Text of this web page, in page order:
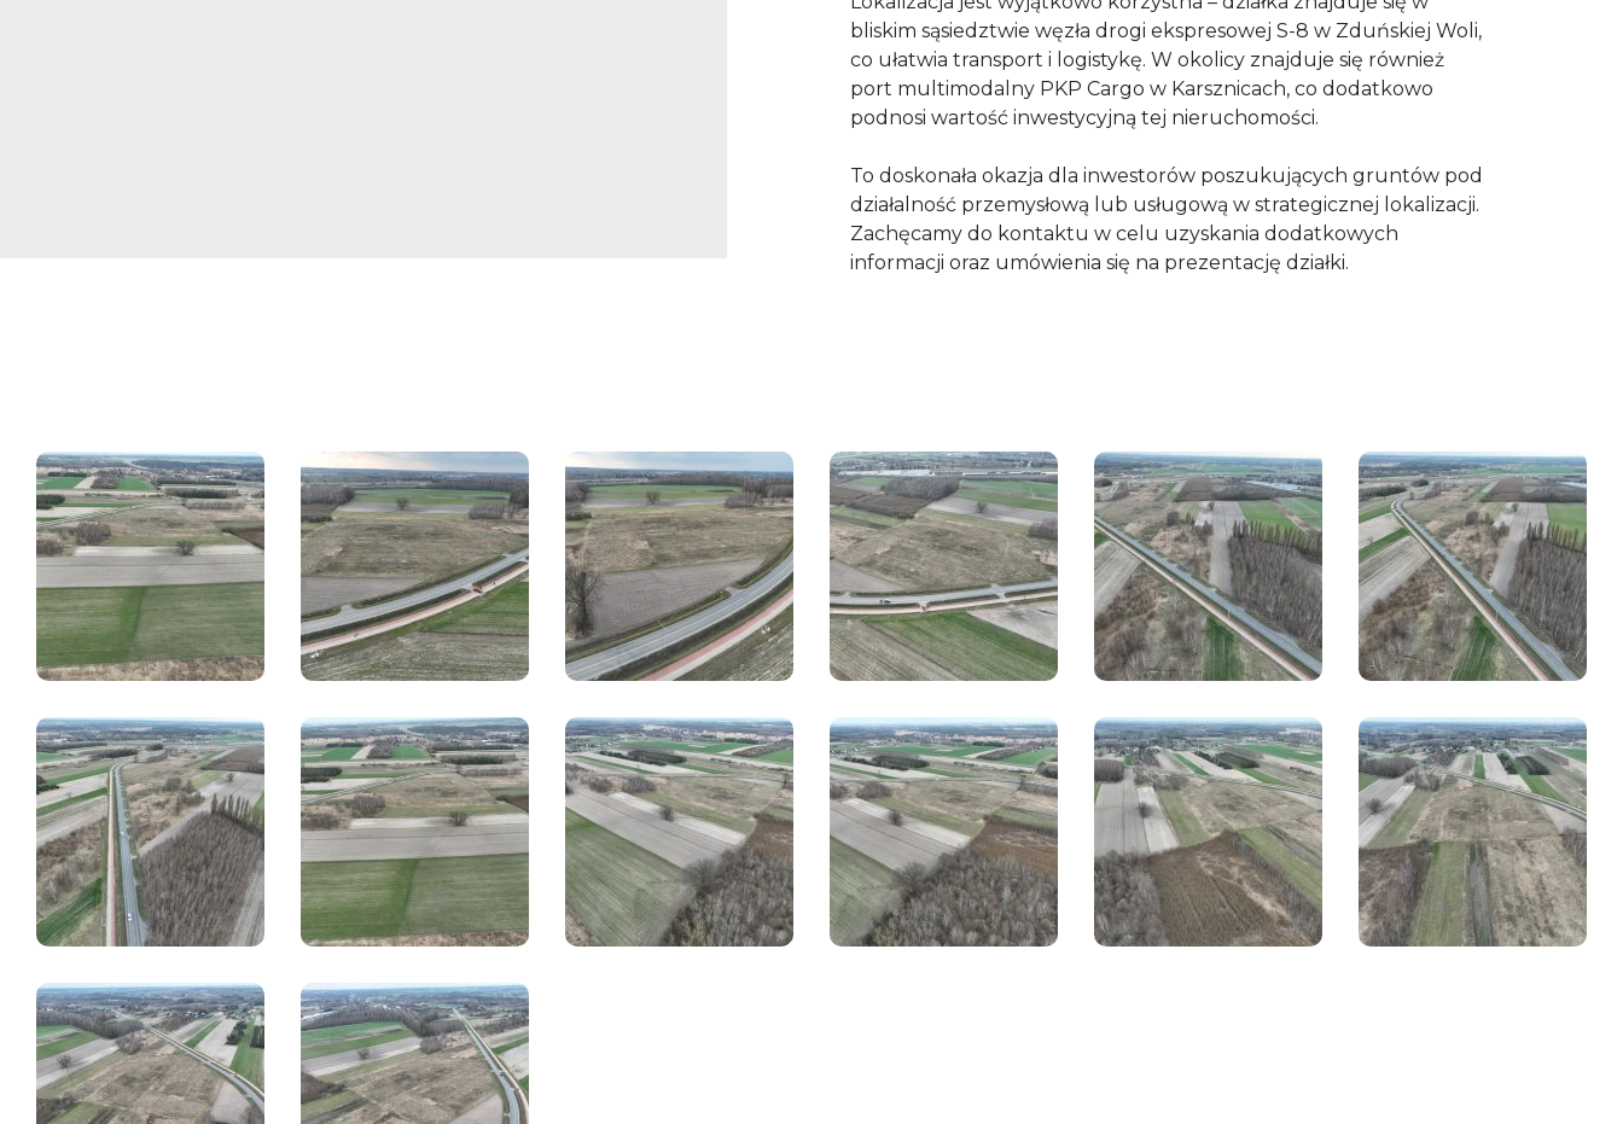
bliskim sąsiedztwie węzła drogi ekspresowej S-8 w Zduńskiej Woli,
co ułatwia transport i logistykę. W okolicy znajduje się również
port multimodalny PKP Cargo w Karsznicach, co dodatkowo
podnosi wartość inwestycyjną tej nieruchomości.
To doskonała okazja dla inwestorów poszukujących gruntów pod
działalność przemysłową lub usługową w strategicznej lokalizacji.
Zachęcamy do kontaktu w celu uzyskania dodatkowych
informacji oraz umówienia się na prezentację działki.